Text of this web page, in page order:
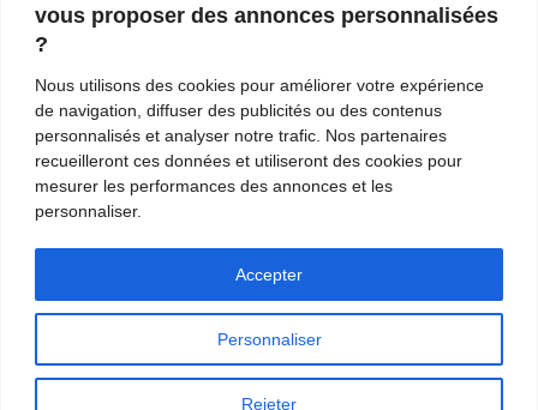
vous proposer des annonces personnalisées
?
Nous utilisons des cookies pour améliorer votre expérience
de navigation, diffuser des publicités ou des contenus
personnalisés et analyser notre trafic. Nos partenaires
recueilleront ces données et utiliseront des cookies pour
mesurer les performances des annonces et les
personnaliser.
Personnaliser
Rejeter
Accepter
et de tendances. Notre équipe de journalistes vous
propose quotidiennement de suivre l'actualité en
France et à l'international.
Contactez-nous:contact@axonpost.com
Mentions légales Nos auteurs Contacter Axonpost